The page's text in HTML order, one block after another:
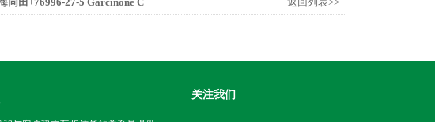
关注我们